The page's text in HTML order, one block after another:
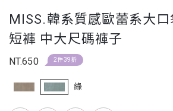
MISS.韓系質感歐蕾系大
短褲 中大尺碼褲子
NT.650 2件39折
綠